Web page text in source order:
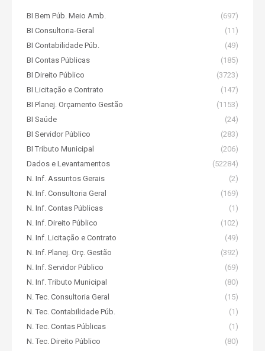
BI Bem Púb. Meio Amb.
(697)
BI Consultoria-Geral
(11)
BI Contabilidade Púb.
(49)
BI Contas Públicas
(185)
BI Direito Público
(3723)
BI Licitação e Contrato
(147)
BI Planej. Orçamento Gestão
(1153)
BI Saúde
(24)
BI Servidor Público
(283)
BI Tributo Municipal
(206)
Dados e Levantamentos
(52284)
N. Inf. Assuntos Gerais
(2)
N. Inf. Consultoria Geral
(169)
N. Inf. Contas Públicas
(1)
N. Inf. Direito Público
(102)
N. Inf. Licitação e Contrato
(49)
N. Inf. Planej. Orç. Gestão
(392)
N. Inf. Servidor Público
(69)
N. Inf. Tributo Municipal
(80)
N. Tec. Consultoria Geral
(15)
N. Tec. Contabilidade Púb.
(1)
N. Tec. Contas Públicas
(1)
N. Tec. Direito Público
(80)